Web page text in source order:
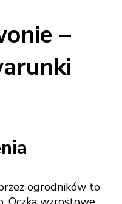
–
ogrodników to